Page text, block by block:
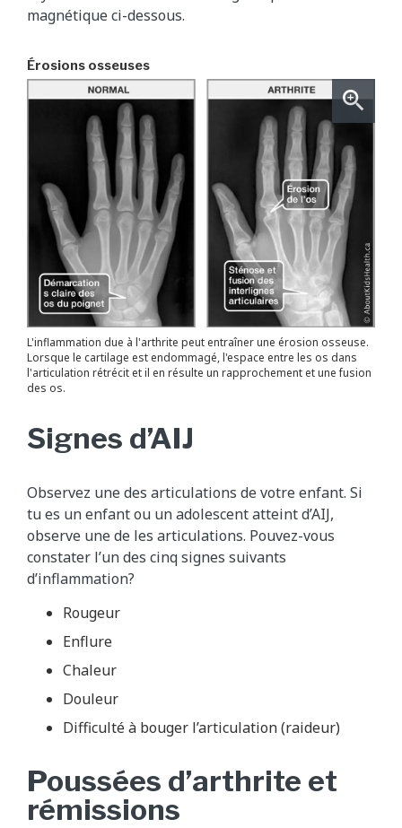
magnétique ci-dessous.
Érosions osseuses
L'inflammation due à l'arthrite peut entraîner une érosion osseuse.
Lorsque le cartilage est endommagé, l'espace entre les os dans
l'articulation rétrécit et il en résulte un rapprochement et une fusion
des os.
Signes d’AIJ
Observez une des articulations de votre enfant. Si
tu es un enfant ou un adolescent atteint d’AIJ,
observe une de les articulations. Pouvez-vous
constater l’un des cinq signes suivants
d’inflammation?
Rougeur
Enflure
Chaleur
Douleur
Difficulté à bouger l’articulation (raideur)
Poussées d’arthrite et
rémissions